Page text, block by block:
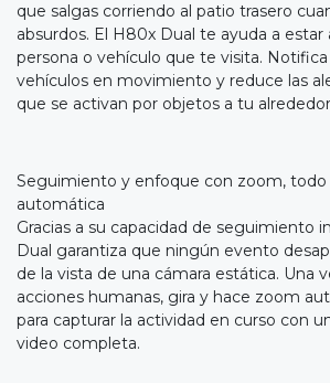
que salgas corriendo al patio trasero
absurdos. El H80x Dual te ayuda a
persona o vehículo que te visita.
vehículos en movimiento y reduce las
que se activan por objetos a tu
Seguimiento y enfoque con zoom,
automática
Gracias a su capacidad de seguimiento
Dual garantiza que ningún evento
de la vista de una cámara estática. Una
acciones humanas, gira y hace zoom
para capturar la actividad en curso con
video completa.